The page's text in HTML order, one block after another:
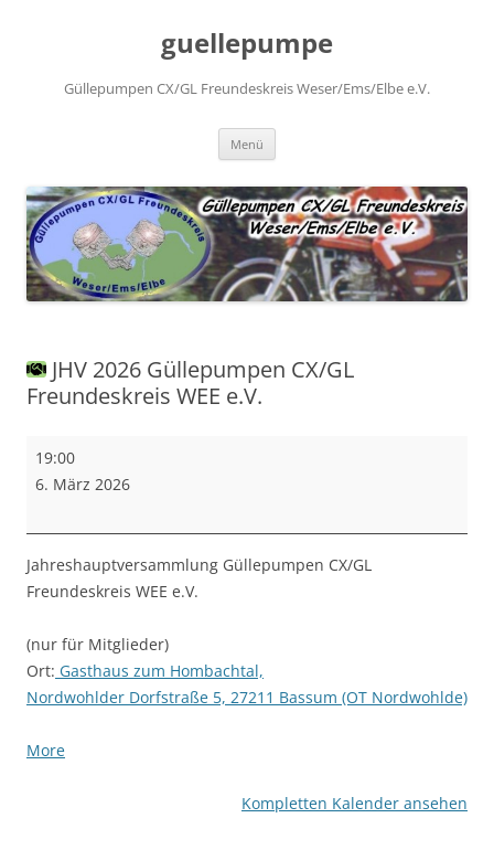
guellepumpe
Güllepumpen CX/GL Freundeskreis Weser/Ems/Elbe e.V.
Menü
JHV 2026 Güllepumpen CX/GL
Freundeskreis WEE e.V.
JHV
2026 Güllepumpen
WEE
e.V.
19:00
6. März 2026
Jahreshauptversammlung Güllepumpen CX/GL
Freundeskreis WEE e.V.
(nur für Mitglieder)
Ort: Gasthaus zum Hombachtal,
Nordwohlder Dorfstraße 5, 27211 Bassum (OT Nordwohlde)
Moreabout
Kompletten Kalender ansehen